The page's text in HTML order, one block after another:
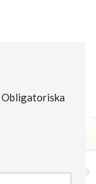
Obligatoriska